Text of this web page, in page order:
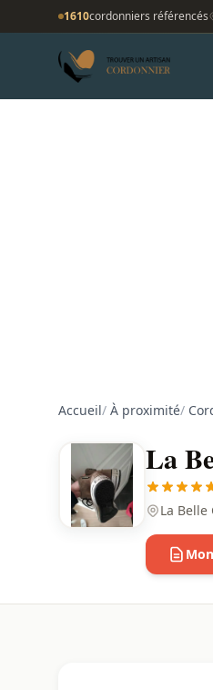
1610cordonniers référencés
Accueil/ À proximité/
La
La